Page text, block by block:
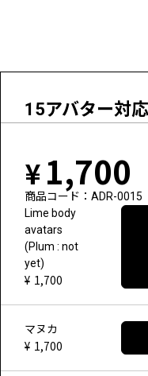
15アバター対
1,700
商品コード
ADR-0015
Lime body
avatars
(Plum : not
yet)
1,700
マヌカ
1,700